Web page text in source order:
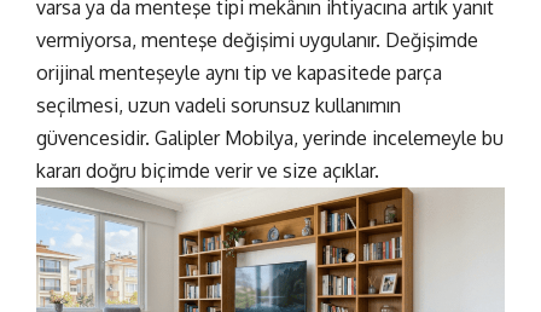
varsa ya da menteşe tipi mekânın ihtiyacına artık yanıt
vermiyorsa, menteşe değişimi uygulanır. Değişimde
orijinal menteşeyle aynı tip ve kapasitede parça
seçilmesi, uzun vadeli sorunsuz kullanımın
güvencesidir. Galipler Mobilya, yerinde incelemeyle bu
kararı doğru biçimde verir ve size açıklar.